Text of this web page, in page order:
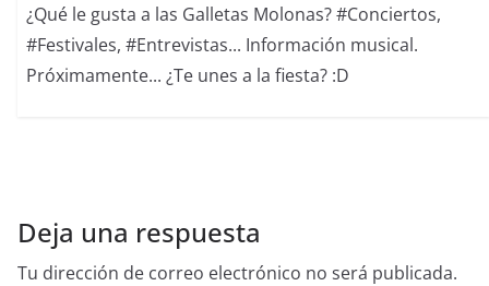
¿Qué le gusta a las Galletas Molonas? #Conciertos,
#Festivales, #Entrevistas... Información musical.
Próximamente... ¿Te unes a la fiesta? :D
Deja una respuesta
Tu dirección de correo electrónico no será publicada.